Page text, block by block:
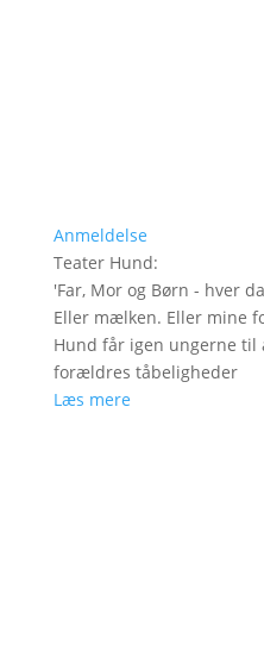
Anmeldelse
Teater Hund:
'Far, Mor og Børn - hver
Eller mælken. Eller mine
Hund får igen ungerne til
forældres tåbeligheder
Læs mere